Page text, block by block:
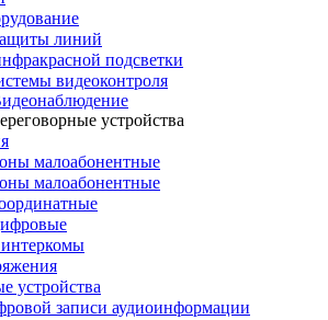
линий
подсветки
видеоконтроля
устройства
малоабонентные
малоабонентные
устройства
записи аудиоинформации